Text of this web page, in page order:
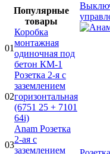
Популярные
товары
01
Коробка
монтажная
одиночная под
бетон КМ-1
02
Розетка 2-я с
заземлением
горизонтальная
(6751 25 + 7101
64i)
03
Anam Розетка
2-ая с
заземлением